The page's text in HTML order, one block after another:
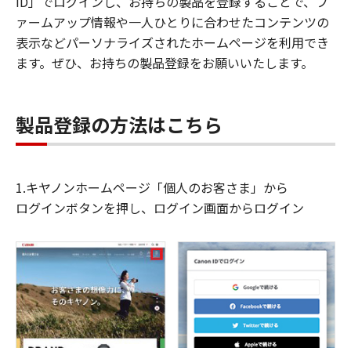
ァームアップ情報や一人ひとりに合わせたコンテンツの
表示などパーソナライズされたホームページを利用でき
ます。ぜひ、お持ちの製品登録をお願いいたします。
製品登録の方法はこちら
1.キヤノンホームページ「個人のお客さま」から
ログインボタンを押し、ログイン画面からログイン